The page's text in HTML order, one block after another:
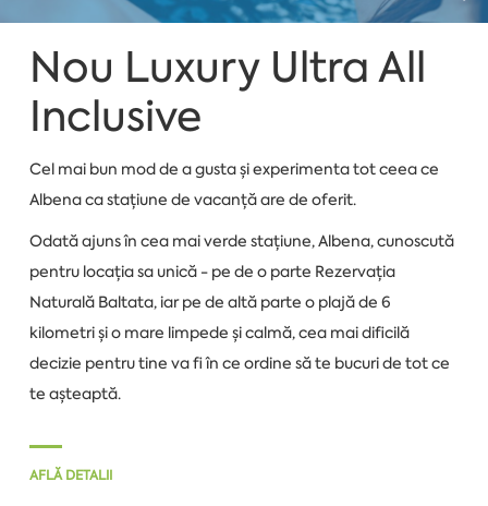
Nou Luxury Ultra All
Inclusive
Cel mai bun mod de a gusta și experimenta tot ceea ce
Albena ca stațiune de vacanță are de oferit.
Odată ajuns în cea mai verde stațiune, Albena, cunoscută
pentru locația sa unică - pe de o parte Rezervația
Naturală Baltata, iar pe de altă parte o plajă de 6
kilometri și o mare limpede și calmă, cea mai dificilă
decizie pentru tine va fi în ce ordine să te bucuri de tot ce
te așteaptă.
AFLĂ DETALII